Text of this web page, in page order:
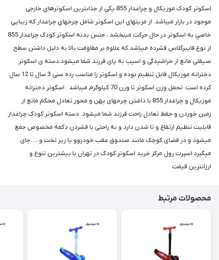
اسكوتر کودک موزیکال و چراغدار 855 يكي از جذابترین اسكوترهاي خارجی
موجود در بازار ميباشد. از مزيتهاي اين اسكوتر شامل چرخهاي چراغدار كه زيبايي
خاصي به اسكوتر در حال حركت ميبخشد ، جنس بدنه اسكوتر کودک چراغدار 855
از نوع فایبرگلاس فشرده ميباشد كه علاوه بر مقاومت بالا به دلیل داشتن سطح
صیقلی مانع از خراشیدگی و اسیب به پای فرزند شما میشود.دسته ی اسکوتر
دخترانه موزیکال قابل تنظیم بوده و اسکوتر را مناسب رده سنی 3 سال تا 12 سال
کرده است. تحمل وزن اسکوتر تا وزن 70 کیلوگرم میباشد . اسکوتر دخترانه
موزیکال و چراغدار 855 با داشتن چرخهای پهن و محور تعادل محکم مانع از
زمین خوردن و حفظ تعادل راحت فرزند شما میشود. دسته اسکوتر کودک چراغدار
قابلیت تنظیم ارتفاع و تا شدن دارد و به راحتی با فشردن دکمه مخصوص جمع
میشود و در فضای کوچک مانند صندوق عقب خودروو یا زیر تخت و .... جای
میگیرد.اسپرت رول مرکز خرید اسکوتر کودک در تهران با بیشترین تنوع و
ارزانترین قیمت
محصولات مرتبط